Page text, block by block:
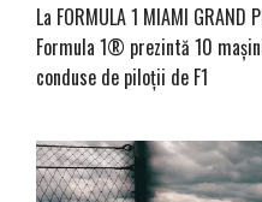
La FORMULA 1 MIAMI GRAND
Formula 1® prezintă 10
conduse de piloții de F1